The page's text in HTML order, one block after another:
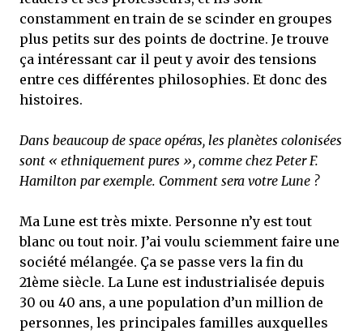
constamment en train de se scinder en groupes
plus petits sur des points de doctrine. Je trouve
ça intéressant car il peut y avoir des tensions
entre ces différentes philosophies. Et donc des
histoires.
Dans beaucoup de space opéras, les planètes colonisées
sont « ethniquement pures », comme chez Peter F.
Hamilton par exemple. Comment sera votre Lune ?
Ma Lune est très mixte. Personne n’y est tout
blanc ou tout noir. J’ai voulu sciemment faire une
société mélangée. Ça se passe vers la fin du
21ème siècle. La Lune est industrialisée depuis
30 ou 40 ans, a une population d’un million de
personnes, les principales familles auxquelles